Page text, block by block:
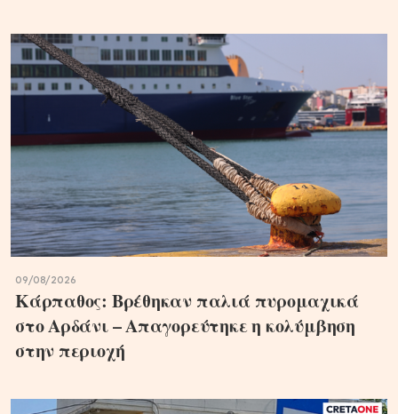
09/08/2026
Κάρπαθος: Βρέθηκαν παλιά πυρομαχικά
στο Αρδάνι – Απαγορεύτηκε η κολύμβηση
στην περιοχή